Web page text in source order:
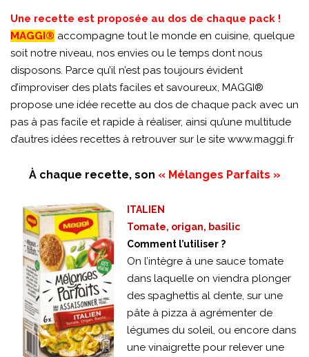
Une recette est proposée au dos de chaque pack !
MAGGI® accompagne tout le monde en cuisine, quelque
soit notre niveau, nos envies ou le temps dont nous
disposons. Parce qu’il n’est pas toujours évident
d’improviser des plats faciles et savoureux, MAGGI®
propose une idée recette au dos de chaque pack avec un
pas à pas facile et rapide à réaliser, ainsi qu’une multitude
d’autres idées recettes à retrouver sur le site www.maggi.fr
À chaque recette, son « Mélanges Parfaits »
ITALIEN
Tomate, origan, basilic
Comment l’utiliser ?
On l’intègre à une sauce tomate
dans laquelle on viendra plonger
des spaghettis al dente, sur une
pâte à pizza à agrémenter de
légumes du soleil, ou encore dans
une vinaigrette pour relever une